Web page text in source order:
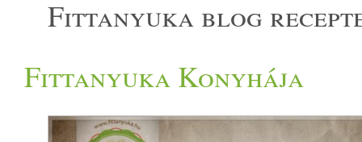
fittanyuka blog
Fittanyuka Konyhája